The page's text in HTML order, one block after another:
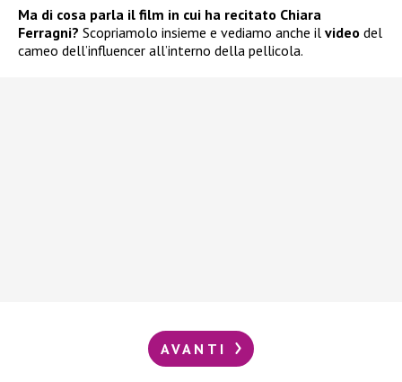
Ma di cosa parla il film in cui ha recitato Chiara
Ferragni? Scopriamolo insieme e vediamo anche il video del
cameo dell’influencer all’interno della pellicola.
AVANTI